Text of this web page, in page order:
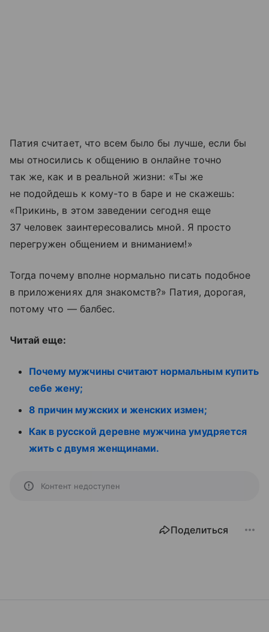
Патия считает, что всем было бы лучше, если бы
мы относились к общению в онлайне точно
так же, как и в реальной жизни: «Ты же
не подойдешь к кому-то в баре и не скажешь:
«Прикинь, в этом заведении сегодня еще
37 человек заинтересовались мной. Я просто
перегружен общением и вниманием!»
Тогда почему вполне нормально писать подобное
в приложениях для знакомств?» Патия, дорогая,
потому что — балбес.
Читай еще:
Почему мужчины считают нормальным купить
себе жену;
8 причин мужских и женских измен;
Как в русской деревне мужчина умудряется
жить с двумя женщинами.
Контент недоступен
Поделиться